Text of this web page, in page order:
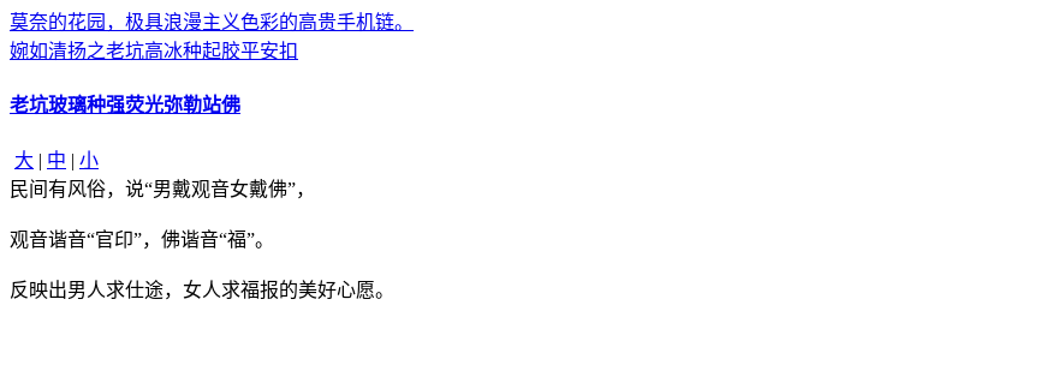
莫奈的花园，极具浪漫主义色彩的高贵手机链。
婉如清扬之老坑高冰种起胶平安扣
老坑玻璃种强荧光弥勒站佛
大 | 中 | 小
民间有风俗，说“男戴观音女戴佛”，
观音谐音“官印”，佛谐音“福”。
反映出男人求仕途，女人求福报的美好心愿。